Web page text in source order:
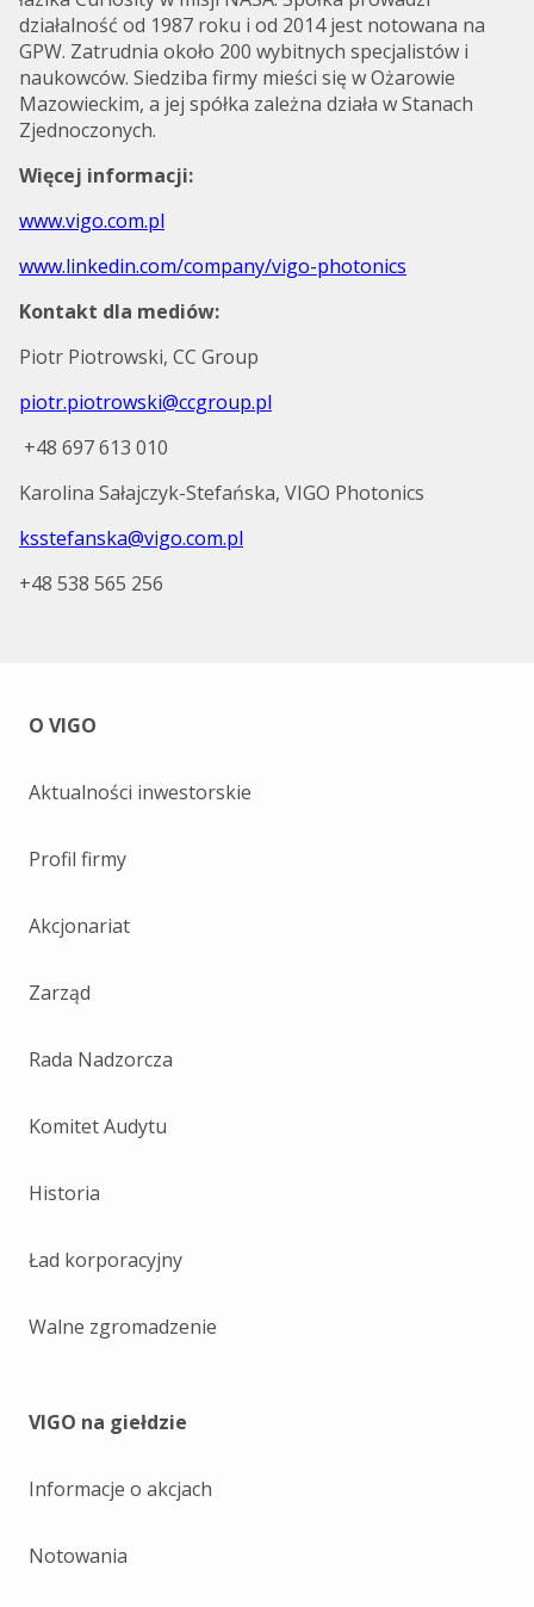
działalność od 1987 roku i od 2014 jest notowana na
GPW. Zatrudnia około 200 wybitnych specjalistów i
naukowców. Siedziba firmy mieści się w Ożarowie
Mazowieckim, a jej spółka zależna działa w Stanach
Zjednoczonych.
Więcej informacji:
www.vigo.com.pl
www.linkedin.com/company/vigo-photonics
Kontakt dla mediów:
Piotr Piotrowski, CC Group
piotr.piotrowski@ccgroup.pl
+48 697 613 010
Karolina Sałajczyk-Stefańska, VIGO Photonics
ksstefanska@vigo.com.pl
+48 538 565 256
O VIGO
Aktualności inwestorskie
Profil firmy
Akcjonariat
Zarząd
Rada Nadzorcza
Komitet Audytu
Historia
Ład korporacyjny
Walne zgromadzenie
VIGO na giełdzie
Informacje o akcjach
Notowania